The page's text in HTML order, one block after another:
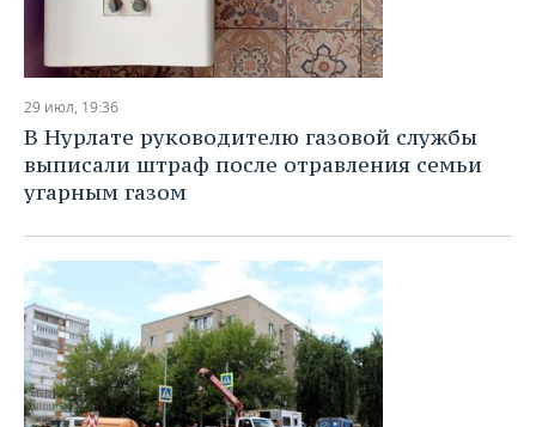
29 июл, 19:36
В Нурлате руководителю газовой службы
выписали штраф после отравления семьи
угарным газом